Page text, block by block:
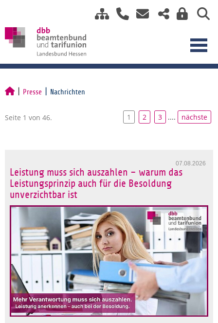
Presse Nachrichten
Seite 1 von 46. 1 2 3 .... nächste
07.08.2026
Leistung muss sich auszahlen – warum das
Leistungsprinzip auch für die Besoldung
unverzichtbar ist